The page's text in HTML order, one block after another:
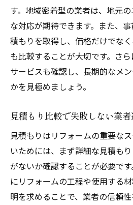
す。地域密着型の業者は、地元
な対応が期待できます。また、
積もりを取得し、価格だけでな
も比較することが大切です。さ
サービスも確認し、長期的なメ
かを見極めましょう。
見積もり比較で失敗しない業
見積もりはリフォームの重要な
いためには、まず詳細な見積も
がないか確認することが必要で
にリフォームの工程や使用する
明を求めることで、業者の信頼